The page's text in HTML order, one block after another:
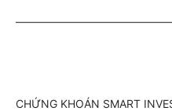
CHỨNG KHOÁN SMART